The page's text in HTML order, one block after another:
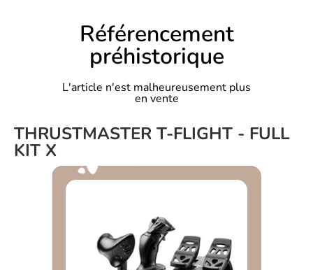
Référencement
préhistorique
L'article n'est malheureusement plus
en vente
THRUSTMASTER T-FLIGHT - FULL
KIT X